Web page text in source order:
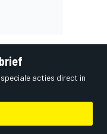
acties direct in